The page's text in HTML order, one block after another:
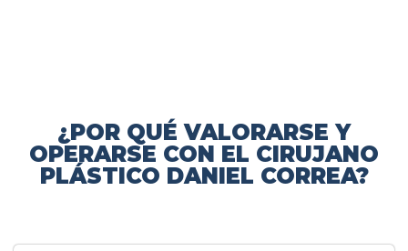
¿POR QUÉ VALORARSE Y
OPERARSE CON EL CIRUJANO
PLÁSTICO DANIEL CORREA?